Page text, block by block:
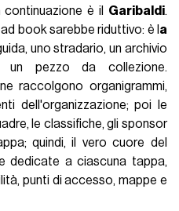
è il Garibaldi.
book sarebbe riduttivo: è l a
uno stradario, un archivio
pezzo da collezione.
raccolgono organigrammi,
dell'organizzazione; poi le
le classifiche, gli sponsor
quindi, il vero cuore del
dedicate a ciascuna tappa,
punti di accesso, mappe e